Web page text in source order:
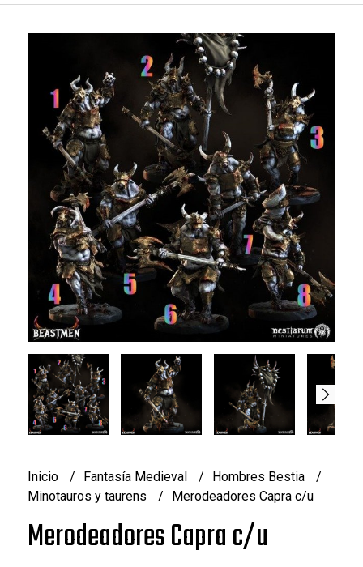
Inicio Fantasía Medieval
Hombres Bestia
Minotauros y taurens
Merodeadores Capra c/u
Merodeadores Capra c/u